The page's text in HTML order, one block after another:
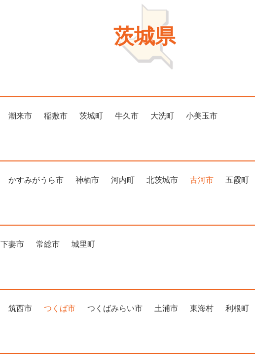
茨城県
潮来市 稲敷市 茨城町 牛久市 大洗町 小美玉市
かすみがうら市 神栖市 河内町 北茨城市 古河市 五霞町
下妻市 常総市 城里町
筑西市 つくば市 つくばみらい市 土浦市 東海村 利根町